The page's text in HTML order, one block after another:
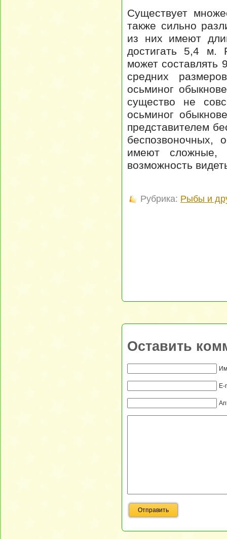
Существует
также сильно
из них имеют
достигать 5,4 м.
может составлять
средних
осьминог
существо не
осьминог
представителем
беспозвоночных,
имеют сложные,
возможность
Рубрика: Рыбы и
Оставить
E-